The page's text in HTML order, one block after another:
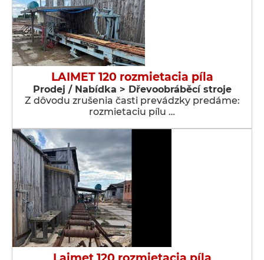
LAIMET 120 rozmietacia píla
Prodej / Nabídka > Dřevoobráběcí stroje
Z dôvodu zrušenia časti prevádzky predáme:
rozmietaciu pílu …